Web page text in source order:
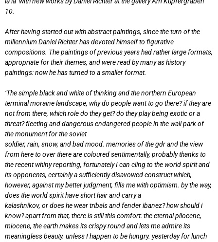
10.
After having started out with abstract paintings, since the turn of the
millennium Daniel Richter has devoted himself to figurative
compositions. The paintings of previous years had rather large formats,
appropriate for their themes, and were read by many as history
paintings: now he has turned to a smaller format.
‘The simple black and white of thinking and the northern European
terminal moraine landscape, why do people want to go there? if they are
not from there, which role do they get? do they play being exotic or a
threat? fleeting and dangerous endangered people in the wall park of
the monument for the soviet
soldier, rain, snow, and bad mood. memories of the gdr and the view
from here to over there are coloured sentimentally, probably thanks to
the recent whiny reporting, fortunately I can cling to the world spirit and
its opponents, certainly a sufficiently disavowed construct which,
however, against my better judgment, fills me with optimism. by the way,
does the world spirit have short hair and carry a
kalashnikov, or does he wear tribals and fender ibanez? how should i
know? apart from that, there is still this comfort: the eternal pliocene,
miocene, the earth makes its crispy round and lets me admire its
meaningless beauty. unless I happen to be hungry. yesterday for lunch